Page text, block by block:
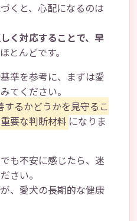
くと、心配になるのは
く対応することで、早
とんどです。
準を参考に、まずは愛
てください。
るかどうかを見守るこ
要な判断材料 になりま
も不安に感じたら、迷
さい。
、愛犬の長期的な健康